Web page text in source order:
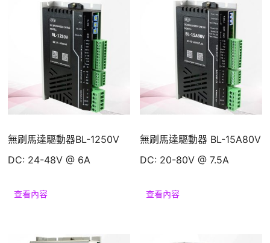
援
無刷馬達驅動器BL-1250V
DC: 24-48V @ 6A
查看內容
無刷馬達驅動器 BL-15A80V
DC: 20-80V @ 7.5A
查看內容